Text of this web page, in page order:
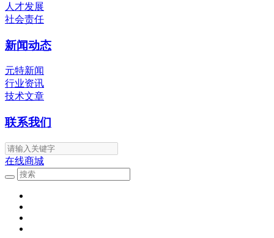
人才发展
社会责任
新闻动态
元特新闻
行业资讯
技术文章
联系我们
在线商城